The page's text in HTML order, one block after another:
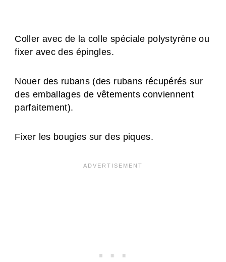
Coller avec de la colle spéciale polystyrène ou
fixer avec des épingles.
Nouer des rubans (des rubans récupérés sur
des emballages de vêtements conviennent
parfaitement).
Fixer les bougies sur des piques.